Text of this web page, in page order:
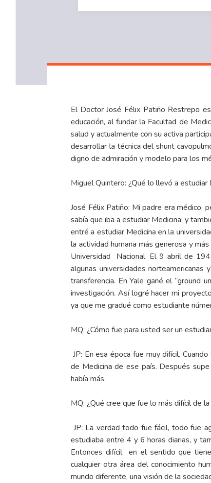
El Doctor José Félix Patiño Restrepo
educación, al fundar la Facultad de
salud y actualmente con su activa
desarrollar la técnica del shunt
digno de admiración y modelo para los
Miguel Quintero: ¿Qué lo llevó a estudiar
José Félix Patiño: Mi padre era médico,
sabía que iba a estudiar Medicina; y
entré a estudiar Medicina en la
la actividad humana más generosa y
Universidad Nacional. El 9 abril de
algunas universidades
transferencia. En Yale gané el “ground
investigación. Así logré hacer mi
ya que me gradué como estudiante
MQ: ¿Cómo fue para usted ser un
JP: En esa época fue muy difícil.
de Medicina de ese país. Después
había más.
MQ: ¿Qué cree que fue lo más difícil de
JP: La verdad todo fue fácil, todo fue
estudiaba entre 4 y 6 horas diarias, y
Entonces difícil en el sentido que
cualquier otra área del conocimiento
mundo diferente, una visión de la